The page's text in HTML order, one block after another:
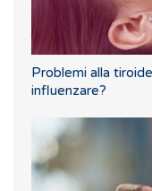
Problemi alla
influenzare?